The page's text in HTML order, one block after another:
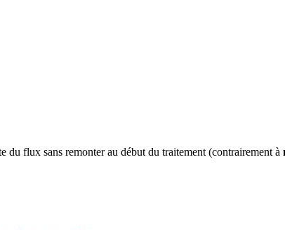
du flux sans remonter au début du traitement (contrairement à